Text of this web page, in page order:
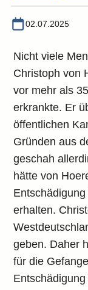
02.07.2025
Nicht viele
Christoph von
vor mehr als
erkrankte. Er
öffentlichen
Gründen aus
geschah
hätte von
erhalten.
geben. Daher
für die